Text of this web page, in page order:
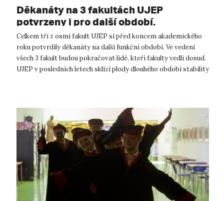
Děkanáty na 3 fakultách UJEP
potvrzeny i pro další období.
Celkem tři z osmi fakult UJEP si před koncem akademického
roku potvrdily děkanáty na další funkční období. Ve vedení
všech 3 fakult budou pokračovat lidé, kteří fakulty vedli dosud.
UJEP v posledních letech sklízí plody dlouhého období stability